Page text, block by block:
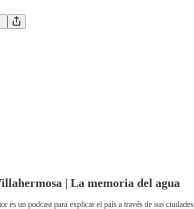
| La memoria del agua
es un podcast para explicar el país a través de sus ciudades